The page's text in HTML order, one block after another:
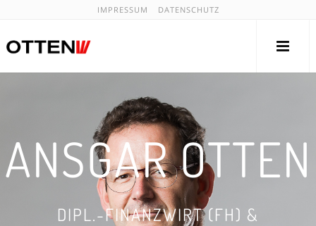
IMPRESSUM DATENSCHUTZ
ANSGAR OTTEN
DIPL.-FINANZWIRT (FH) &